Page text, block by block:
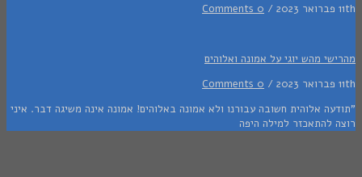
0 Comments
מהש יוגי על אמונה ואלוהים
0 Comments
אלוהית חשובה עבורנו ולא אמונה באלוהים! אמונה אינה משיגה דבר. איני
להתאכזר למילה היפה